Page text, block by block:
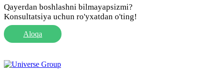
Qayerdan boshlashni bilmayapsizmi?
Konsultatsiya uchun ro'yxatdan o'ting!
Aloqa